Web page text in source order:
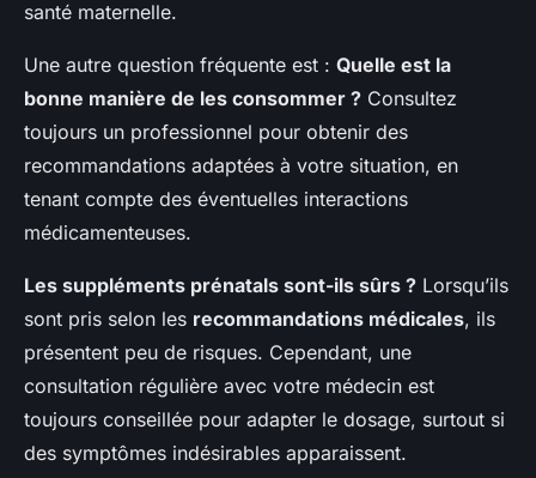
santé maternelle.
Une autre question fréquente est : Quelle est la
bonne manière de les consommer ? Consultez
toujours un professionnel pour obtenir des
recommandations adaptées à votre situation, en
tenant compte des éventuelles interactions
médicamenteuses.
Les suppléments prénatals sont-ils sûrs ? Lorsqu’ils
sont pris selon les recommandations médicales, ils
présentent peu de risques. Cependant, une
consultation régulière avec votre médecin est
toujours conseillée pour adapter le dosage, surtout si
des symptômes indésirables apparaissent.